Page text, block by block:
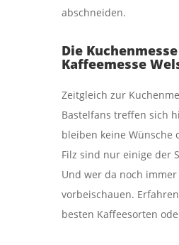
abschneiden.
Die
Kaffeemesse
Zeitgleich zur
Bastelfans treffen sich
bleiben keine Wünsche
Filz sind nur einige der
Und wer da noch
vorbeischauen.
besten Kaffeesorten